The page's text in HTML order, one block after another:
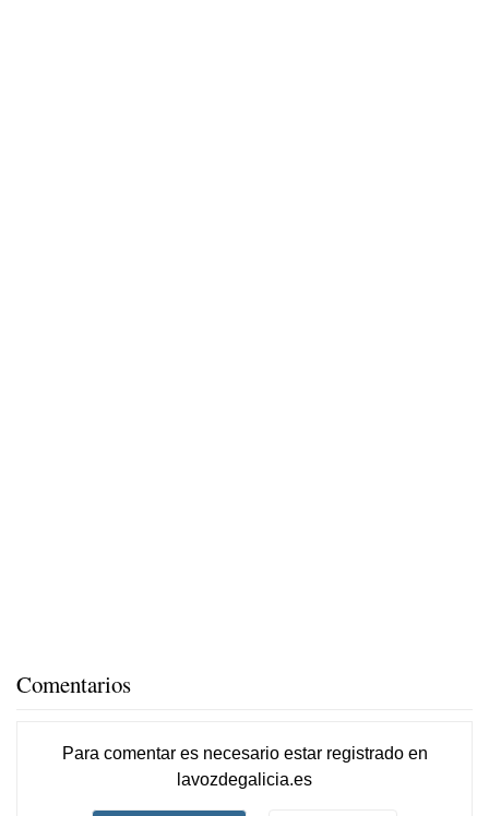
Comentarios
Para comentar es necesario estar registradoen
lavozdegalicia.es